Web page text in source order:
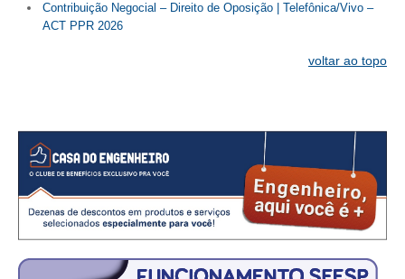
NEWSLETTER
CURSOS
ENGENHEIRO EMPREENDEDOR
SEESP EDUCAÇÃO
Contribuição Negocial – Direito de Oposição | Telefônica/Vivo –
ACT PPR 2026
voltar ao topo